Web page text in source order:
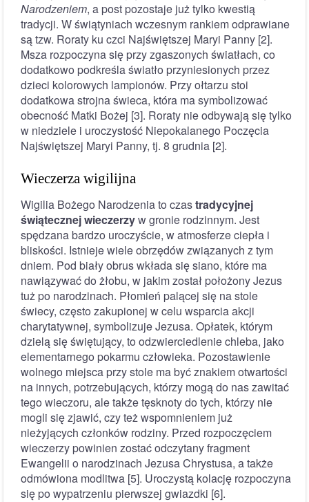
Narodzeniem, a post pozostaje już tylko kwestią
tradycji. W świątyniach wczesnym rankiem odprawiane
są tzw. Roraty ku czci Najświętszej Maryi Panny [2].
Msza rozpoczyna się przy zgaszonych światłach, co
dodatkowo podkreśla światło przyniesionych przez
dzieci kolorowych lampionów. Przy ołtarzu stoi
dodatkowa strojna świeca, która ma symbolizować
obecność Matki Bożej [3]. Roraty nie odbywają się tylko
w niedziele i uroczystość Niepokalanego Poczęcia
Najświętszej Maryi Panny, tj. 8 grudnia [2].
Wieczerza wigilijna
Wigilia Bożego Narodzenia to czastradycyjnej
świątecznej wieczerzyw gronie rodzinnym. Jest
spędzana bardzo uroczyście, w atmosferze ciepła i
bliskości. Istnieje wiele obrzędów związanych z tym
dniem. Pod biały obrus wkłada się siano, które ma
nawiązywać do żłobu, w jakim został położony Jezus
tuż po narodzinach. Płomień palącej się na stole
świecy, często zakupionej w celu wsparcia akcji
charytatywnej, symbolizuje Jezusa. Opłatek, którym
dzielą się świętujący, to odzwierciedlenie chleba, jako
elementarnego pokarmu człowieka. Pozostawienie
wolnego miejsca przy stole ma być znakiem otwartości
na innych, potrzebujących, którzy mogą do nas zawitać
tego wieczoru, ale także tęsknoty do tych, którzy nie
mogli się zjawić, czy też wspomnieniem już
nieżyjących członków rodziny. Przed rozpoczęciem
wieczerzy powinien zostać odczytany fragment
Ewangelii o narodzinach Jezusa Chrystusa, a także
odmówiona modlitwa [5]. Uroczystą kolację rozpoczyna
się po wypatrzeniu pierwszej gwiazdki [6].